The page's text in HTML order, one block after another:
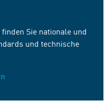
Sie nationale und
und technische